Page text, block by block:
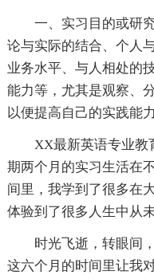
一、实习目的或研
论与实际的结合、个人
业务水平、与人相处的
能力等，尤其是观察、
以便提高自己的实践能
XX最新英语专业教
期两个月的实习生活在
间里，我学到了很多在
体验到了很多人生中从
时光飞逝，转眼间
这六个月的时间里让我